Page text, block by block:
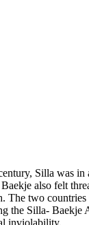
Silla was in
also felt
The two
the Silla- Baekje
inviolability.